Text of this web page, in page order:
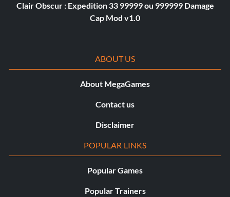
Clair Obscur : Expedition 33 99999 ou 999999 Damage
Cap Mod v1.0
ABOUT US
About MegaGames
Contact us
Disclaimer
POPULAR LINKS
Popular Games
Popular Trainers